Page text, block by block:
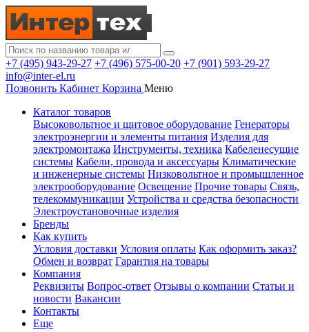
+7 (495) 943-29-27 +7 (496) 575-00-20 +7 (901) 593-29-27
info@inter-el.ru
Позвонить Кабинет Корзина Меню
Каталог товаров
Высоковольтное и щитовое оборудование Генераторы
электроэнергии и элементы питания Изделия для
электромонтажа Инструменты, техника Кабеленесущие
системы Кабели, провода и аксессуары Климатические
и инженерные системы Низковольтное и промышленное
электрооборудование Освещение Прочие товары Связь,
телекоммуникации Устройства и средства безопасности
Электроустановочные изделия
Бренды
Как купить
Условия доставки Условия оплаты Как оформить заказ?
Обмен и возврат Гарантия на товары
Компания
Реквизиты Вопрос-ответ Отзывы о компании Статьи и
новости Вакансии
Контакты
Еще